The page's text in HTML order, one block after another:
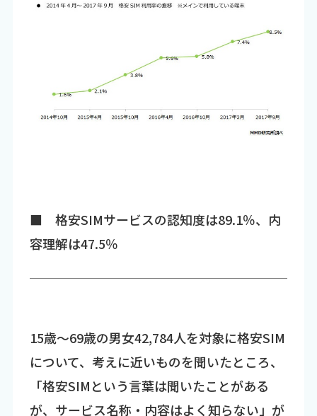
■ 格安SIMサービスの認知度は89.1％、内
容理解は47.5％
15歳～69歳の男女42,784人を対象に格安SIM
について、考えに近いものを聞いたところ、
「格安SIMという言葉は聞いたことがある
が、サービス名称・内容はよく知らない」が